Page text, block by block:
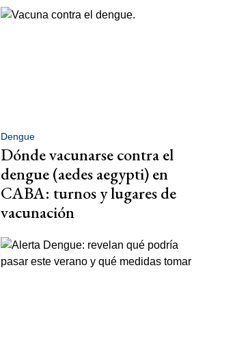
Dengue
Dónde vacunarse contra el
dengue (aedes aegypti) en
CABA: turnos y lugares de
vacunación